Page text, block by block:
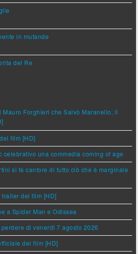
in mutande
del Re
Mauro Forghieri che Salvò Maranello, il
film [HD]
celebrativo una commedia coming of age
si fa cantore di tutto ciò che è marginale
trailer del film [HD]
a Spider Man e Odissea
di venerdì 7 agosto 2026
del film [HD]